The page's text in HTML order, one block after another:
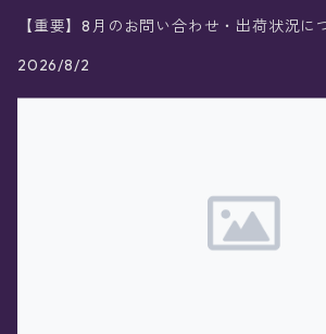
【重要】8月のお問い合わせ・出荷状況に
2026/8/2